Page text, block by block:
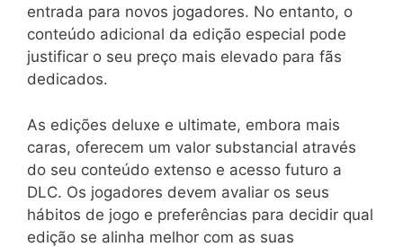
entrada para novos jogadores. No entanto, o
conteúdo adicional da edição especial pode
justificar o seu preço mais elevado para fãs
dedicados.
As edições deluxe e ultimate, embora mais
caras, oferecem um valor substancial através
do seu conteúdo extenso e acesso futuro a
DLC. Os jogadores devem avaliar os seus
hábitos de jogo e preferências para decidir qual
edição se alinha melhor com as suas